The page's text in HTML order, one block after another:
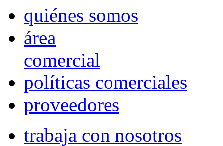
quiénes somos
área
comercial
políticas comerciales
proveedores
trabaja con nosotros